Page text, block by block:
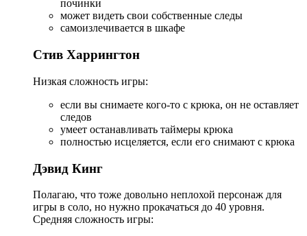
починки
может видеть свои собственные следы
самоизлечивается в шкафе
Стив Харрингтон
Низкая сложность игры:
если вы снимаете кого-то с крюка, он не оставляет
следов
умеет останавливать таймеры крюка
полностью исцеляется, если его снимают с крюка
Дэвид Кинг
Полагаю, что тоже довольно неплохой персонаж для
игры в соло, но нужно прокачаться до 40 уровня.
Средняя сложность игры: